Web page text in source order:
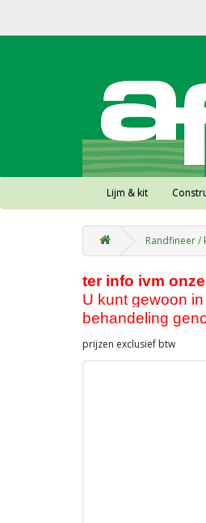
Lijm & kit
Randfineer /
ter info ivm
U kunt gewoon
behandeling
prijzen exclusief btw